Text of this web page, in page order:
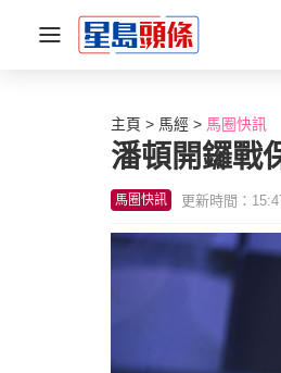
主頁 馬經 馬圈快訊
潘頓開鑼戰
馬圈快訊 更新時間：